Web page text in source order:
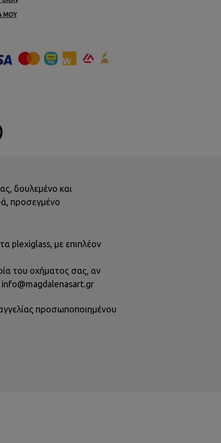
ΜΟΥ
δουλεμένο και
προσεγμένο
plexiglass, με επιπλέον
του οχήματος σας, αν
info@magdalenasart.gr
προσωποποιημένου